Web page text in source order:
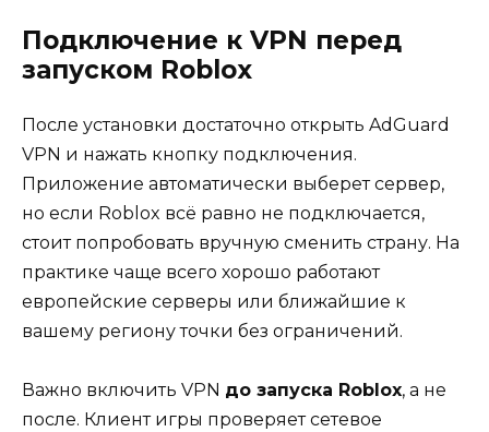
Подключение к VPN перед
запуском Roblox
После установки достаточно открыть AdGuard
VPN и нажать кнопку подключения.
Приложение автоматически выберет сервер,
но если Roblox всё равно не подключается,
стоит попробовать вручную сменить страну. На
практике чаще всего хорошо работают
европейские серверы или ближайшие к
вашему региону точки без ограничений.
Важно включить VPN до запуска Roblox, а не
после. Клиент игры проверяет сетевое